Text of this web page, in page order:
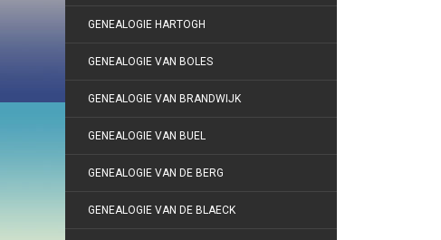
GENEALOGIE HARTOGH
GENEALOGIE VAN BOLES
GENEALOGIE VAN BRANDWIJK
GENEALOGIE VAN BUEL
GENEALOGIE VAN DE BERG
GENEALOGIE VAN DE BLAECK